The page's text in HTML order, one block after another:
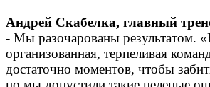
Андрей Скабелка, главный
- Мы разочарованы результатом.
организованная, терпеливая
достаточно моментов, чтобы